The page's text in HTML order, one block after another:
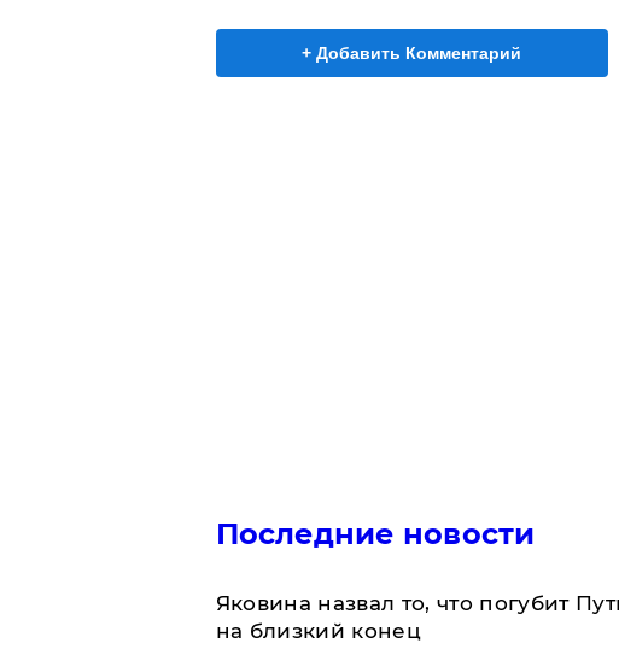
+ Добавить Комментарий
Последние новости
Яковина назвал то, что погубит
на близкий конец